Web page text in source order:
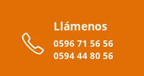
Llámenos
0596 71 56 56
0594 44 80 56